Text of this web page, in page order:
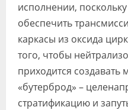
исполнении,
обеспечить
каркасы из оксида
того, чтобы
приходится создавать
«бутерброд» –
стратификацию и